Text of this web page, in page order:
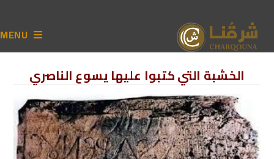
MENU
الخشبة التي كتبوا عليها يسوع الناصري